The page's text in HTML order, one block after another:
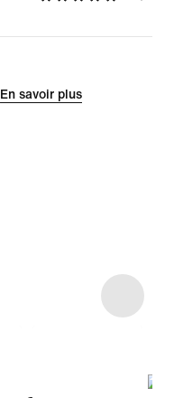
En savoir plus